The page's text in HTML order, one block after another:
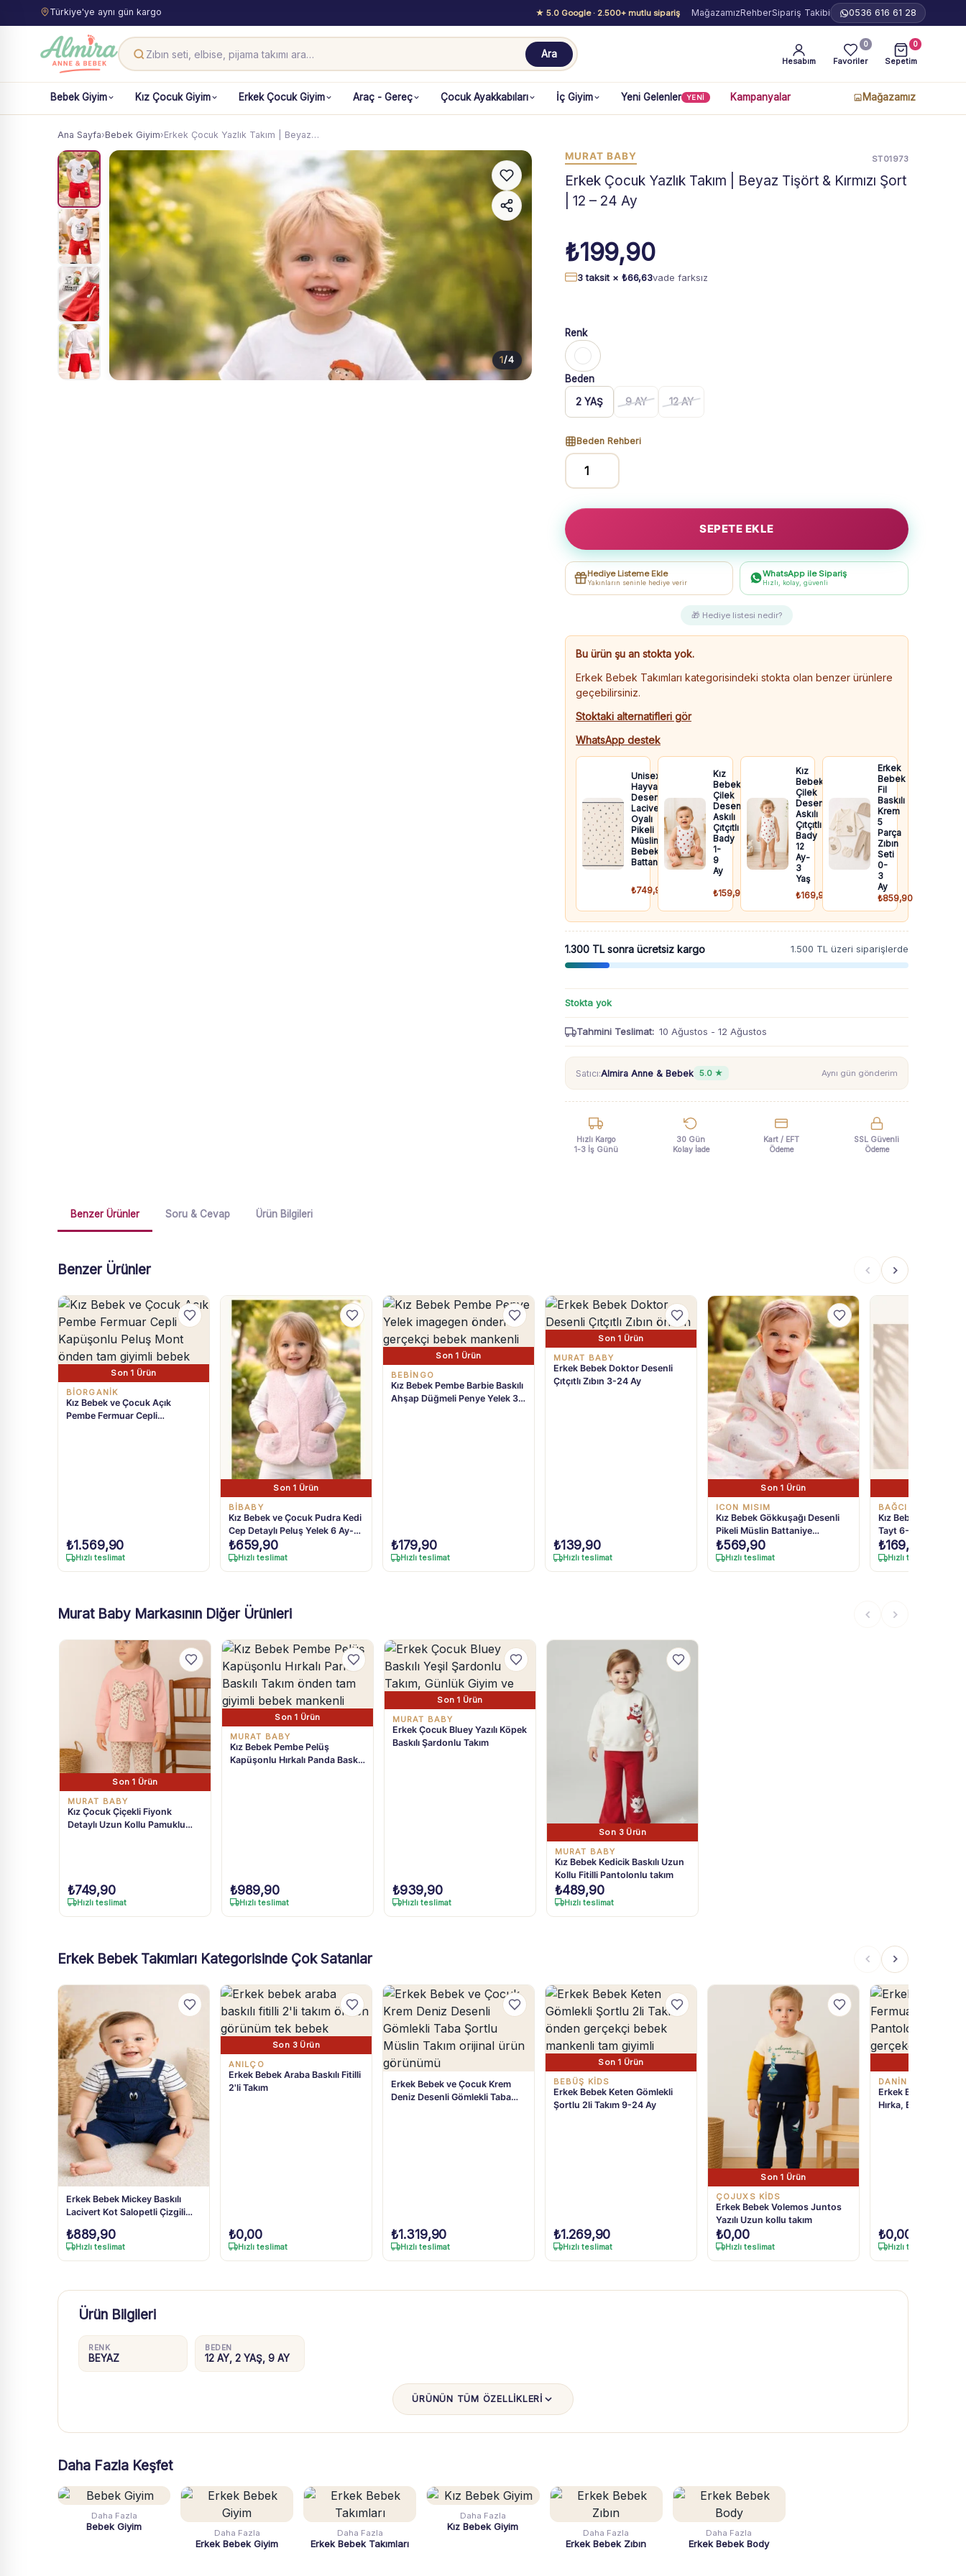
Türkiye'ye aynı gün kargo ★ 5.0 Google· 2.500+ mutlu sipariş MağazamızRehberSipariş Takibi 0536 616 61 28
Ara
Hesabım Favoriler
0
Sepetim
0
Bebek Giyim Kız Çocuk Giyim Erkek Çocuk Giyim Araç - Gereç Çocuk Ayakkabıları İç Giyim Yeni Gelenler YENİ Kampanyalar Mağazamız
Ana Sayfa›Bebek Giyim›Erkek Çocuk Yazlık Takım | Beyaz…
1/4
MURAT BABY ST01973
Erkek Çocuk Yazlık Takım | Beyaz Tişört & Kırmızı Şort
| 12 – 24 Ay
₺199,90
3 taksit × ₺66,63vade farksız
Stokta yok
Tahmini Teslimat: 10 Ağustos - 12 Ağustos
Renk
Beden
2 YAŞ
9 AY 12 AY
Beden Rehberi
Erkek
Yazlık
Takım
Beyaz
Tişört
&
Şort
24
Ay
adet
SEPETE EKLE
Hediye Listeme Ekle
Yakınların seninle hediye verir
WhatsApp ile Sipariş
Hızlı, kolay, güvenli
🎁 Hediye listesi nedir?
Bu ürün şu an stokta yok.
Erkek Bebek Takımları kategorisindeki stokta olan benzer ürünlere
geçebilirsiniz.
Stoktaki alternatifleri gör
WhatsApp destek
Unisex
Hayvan
Desenli
Lacivert
Oyalı
Pikeli
Müslin
Bebek
Battaniyesi
₺749,90
Kız
Bebek
Çilek
Desenli
Askılı
Çıtçıtlı
Bady
1-
9
Ay
₺159,90
Kız
Bebek
Çilek
Desenli
Askılı
Çıtçıtlı
Bady
12
Ay-
3
Yaş
₺169,90
Erkek
Bebek
Fil
Baskılı
Krem
5
Parça
Zıbın
Seti
0-
3
Ay
₺859,90
1.300 TL sonra ücretsiz kargo 1.500 TL üzeri siparişlerde
Satıcı:Almira Anne & Bebek 5.0 ★ Aynı gün gönderim
Hızlı Kargo
1-3 İş Günü
30 Gün
Kolay İade
Kart / EFT
Ödeme
SSL Güvenli
Ödeme
Benzer Ürünler Soru & Cevap Ürün Bilgileri
Benzer Ürünler
Son 1 Ürün
BIORGANIK
Kız Bebek ve Çocuk Açık
Pembe Fermuar Cepli
₺1.569,90
Hızlı teslimat
Son 1 Ürün
BIBABY
Kız Bebek ve Çocuk Pudra Kedi
Cep Detaylı Peluş Yelek 6 Ay-3
Yaş
₺659,90
Hızlı teslimat
Son 1 Ürün
BEBİNGO
Kız Bebek Pembe Barbie Baskılı
Ahşap Düğmeli Penye Yelek 3-
₺179,90
Hızlı teslimat
Son 1 Ürün
MURAT BABY
Erkek Bebek Doktor Desenli
Çıtçıtlı Zıbın 3-24 Ay
₺139,90
Hızlı teslimat
Son 1 Ürün
ICON MISIM
Kız Bebek Gökkuşağı Desenli
Pikeli Müslin Battaniye
Standart
₺569,90
Hızlı teslimat
BAĞCI
Kız Bebek Fuşya
Tayt 6-24 Ay
₺169,90
Hızlı teslimat
Murat Baby Markasının Diğer Ürünleri
Son 1 Ürün
MURAT BABY
Kız Çocuk Çiçekli Fiyonk
Detaylı Uzun Kollu Pamuklu
₺749,90
Hızlı teslimat
Son 1 Ürün
MURAT BABY
Kız Bebek Pembe Pelüş
Kapüşonlu Hırkalı Panda Baskılı
₺989,90
Hızlı teslimat
Son 1 Ürün
MURAT BABY
Erkek Çocuk Bluey Yazılı Köpek
Baskılı Şardonlu Takım
₺939,90
Hızlı teslimat
Son 3 Ürün
MURAT BABY
Kız Bebek Kedicik Baskılı Uzun
Kollu Fitilli Pantolonlu takım
₺489,90
Hızlı teslimat
Erkek Bebek Takımları Kategorisinde Çok Satanlar
Erkek Bebek Mickey Baskılı
Lacivert Kot Salopetli Çizgili
₺889,90
Hızlı teslimat
Son 3 Ürün
ANILÇO
Erkek Bebek Araba Baskılı Fitilli
2'li Takım
₺0,00
Hızlı teslimat
Erkek Bebek ve Çocuk Krem
Deniz Desenli Gömlekli Taba
₺1.319,90
Hızlı teslimat
Son 1 Ürün
BEBÜŞ KIDS
Erkek Bebek Keten Gömlekli
Şortlu 2li Takım 9-24 Ay
₺1.269,90
Hızlı teslimat
Son 1 Ürün
ÇOJUXS KİDS
Erkek Bebek Volemos Juntos
Yazılı Uzun kollu takım
₺0,00
Hızlı teslimat
DANİNO
Erkek Bebek Çizgili
Hırka, Bady ve
₺0,00
Hızlı teslimat
Ürün Bilgileri
RENK
BEYAZ
BEDEN
12 AY, 2 YAŞ, 9 AY
ÜRÜNÜN TÜM ÖZELLİKLERİ
Daha Fazla Keşfet
Daha Fazla
Bebek Giyim
Daha Fazla
Erkek Bebek Giyim
Daha Fazla
Erkek Bebek Takımları
Daha Fazla
Kız Bebek Giyim
Daha Fazla
Erkek Bebek Zıbın
Daha Fazla
Erkek Bebek Body